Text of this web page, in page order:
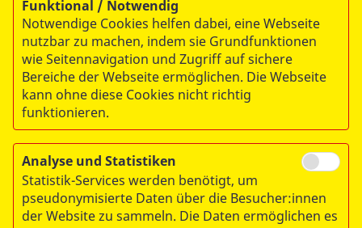
Feuerwerkskörpern, Verkehrsunfälle unter
Alkoholeinfluss und Schlägereien zu den häufigsten
Einsatzgründen. Oft sind
Rettungsdienstmitarbeitenden zusätzlich mit
herausfordernden Situationen wie blockierten
Zugängen oder Übergriffen konfrontiert. Lassen Sie
uns gemeinsam dafür sorgen, dass alle sicher und
unverletzt den Jahreswechsel begehen können – auch
jene, die in der Silvesternacht alles geben, um zu
helfen. Kommen Sie gut und gesund ins neue Jahr!
Funktional / Notwendig
Notwendige Cookies helfen dabei, eine Webseite
nutzbar zu machen, indem sie Grundfunktionen
wie Seitennavigation und Zugriff auf sichere
Bereiche der Webseite ermöglichen. Die Webseite
kann ohne diese Cookies nicht richtig
funktionieren.
Analyse und Statistiken
Statistik-Services werden benötigt, um
pseudonymisierte Daten über die Besucher:innen
der Website zu sammeln. Die Daten ermöglichen es